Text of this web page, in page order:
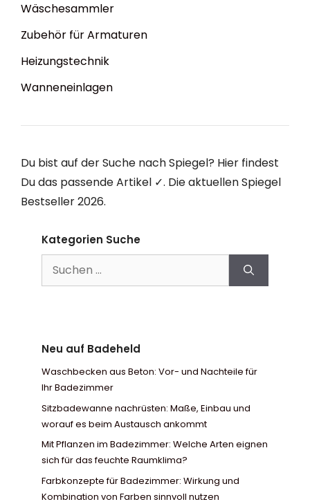
Wäschesammler
Zubehör für Armaturen
Heizungstechnik
Wanneneinlagen
Du bist auf der Suche nach Spiegel? Hier findest
Du das passende Artikel ✓. Die aktuellen Spiegel
Bestseller 2026.
Kategorien Suche
nach:
Neu auf Badeheld
Waschbecken aus Beton: Vor- und Nachteile für
Ihr Badezimmer
Sitzbadewanne nachrüsten: Maße, Einbau und
worauf es beim Austausch ankommt
Mit Pflanzen im Badezimmer: Welche Arten eignen
sich für das feuchte Raumklima?
Farbkonzepte für Badezimmer: Wirkung und
Kombination von Farben sinnvoll nutzen